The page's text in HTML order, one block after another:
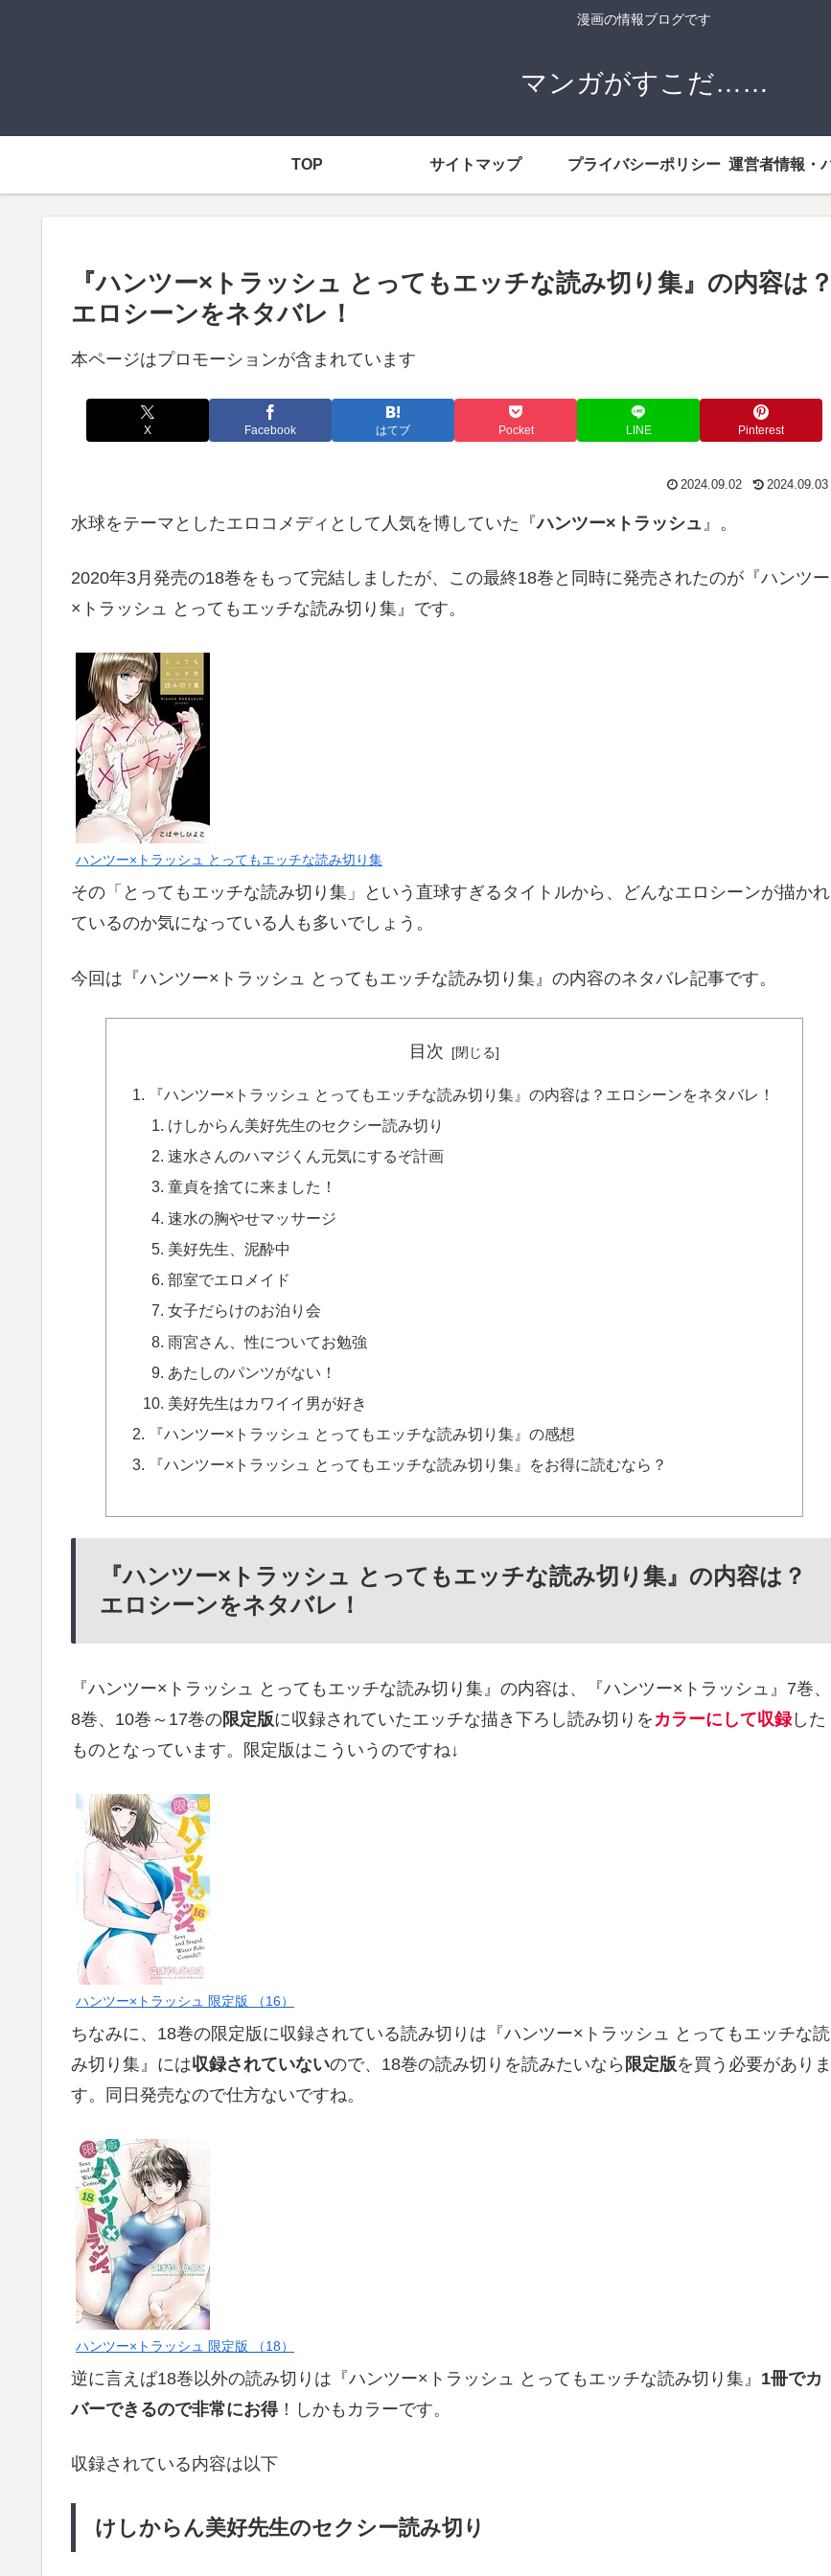
漫画の情報ブログです
マンガがすこだ……
TOP サイトマップ プライバシーポリシー
『ハンツー×トラッシュ とってもエッチな読み切り集』の内容は？
エロシーンをネタバレ！
本ページはプロモーションが含まれています
X Facebook はてブ Pocket LINE Pinterest
2024.09.02 2024.09.03
水球をテーマとしたエロコメディとして人気を博していた『ハンツー×トラッシュ 』。
2020年3月発売の18巻をもって完結しましたが、この最終18巻と同時に発売されたのが『ハンツー
×トラッシュ とってもエッチな読み切り集』です。
ハンツー×トラッシュ とってもエッチな読み切り集
その「とってもエッチな読み切り集」という直球すぎるタイトルから、どんなエロシーンが描かれ
ているのか気になっている人も多いでしょう。
今回は『ハンツー×トラッシュ とってもエッチな読み切り集』の内容のネタバレ記事です。
目次
『ハンツー×トラッシュ とってもエッチな読み切り集』の内容は？エロシーンをネタバレ！
けしからん美好先生のセクシー読み切り
速水さんのハマジくん元気にするぞ計画
童貞を捨てに来ました！
速水の胸やせマッサージ
美好先生、泥酔中
部室でエロメイド
女子だらけのお泊り会
雨宮さん、性についてお勉強
あたしのパンツがない！
美好先生はカワイイ男が好き
『ハンツー×トラッシュ とってもエッチな読み切り集』の感想
『ハンツー×トラッシュ とってもエッチな読み切り集』をお得に読むなら？
『ハンツー×トラッシュ とってもエッチな読み切り集』の内容は？
エロシーンをネタバレ！
『ハンツー×トラッシュ とってもエッチな読み切り集』の内容は、『ハンツー×トラッシュ』7巻、
8巻、10巻～17巻の限定版に収録されていたエッチな描き下ろし読み切りを カラーにして収録した
ものとなっています。限定版はこういうのですね↓
ハンツー×トラッシュ 限定版 （16）
ちなみに、18巻の限定版に収録されている読み切りは『ハンツー×トラッシュ とってもエッチな読
み切り集』には収録されていないので、18巻の読み切りを読みたいなら 限定版を買う必要がありま
す。同日発売なので仕方ないですね。
ハンツー×トラッシュ 限定版 （18）
逆に言えば18巻以外の読み切りは『ハンツー×トラッシュ とってもエッチな読み切り集』 1冊でカ
バーできるので非常にお得！しかもカラーです。
収録されている内容は以下
けしからん美好先生のセクシー読み切り